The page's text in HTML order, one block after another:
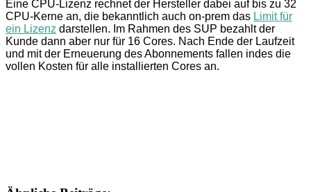
Eine CPU-Lizenz rechnet der Hersteller dabei auf bis zu 32
CPU-Kerne an, die bekanntlich auch on-prem das Limit für
ein Lizenz darstellen. Im Rahmen des SUP bezahlt der
Kunde dann aber nur für 16 Cores. Nach Ende der Laufzeit
und mit der Erneuerung des Abonnements fallen indes die
vollen Kosten für alle installierten Cores an.